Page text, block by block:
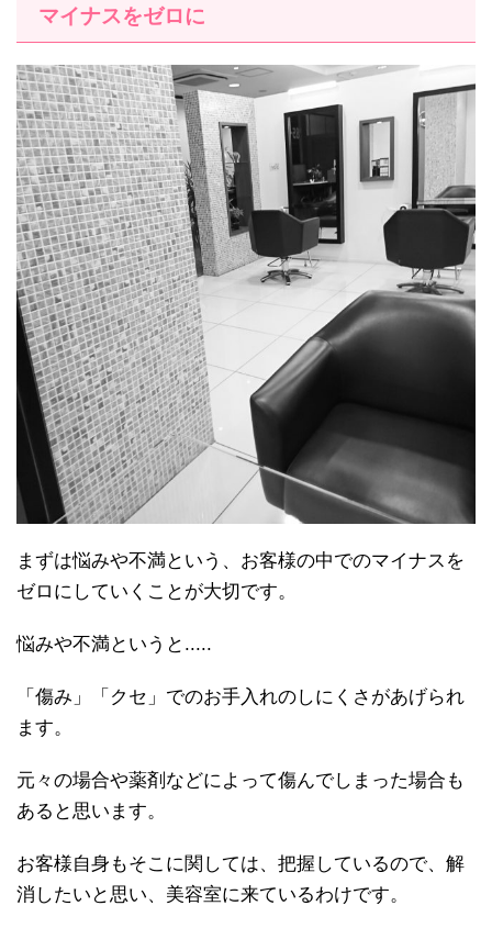
マイナスをゼロに
まずは悩みや不満という、お客様の中でのマイナスを
ゼロにしていくことが大切です。
悩みや不満というと.....
「傷み」「クセ」でのお手入れのしにくさがあげられ
ます。
元々の場合や薬剤などによって傷んでしまった場合も
あると思います。
お客様自身もそこに関しては、把握しているので、解
消したいと思い、美容室に来ているわけです。